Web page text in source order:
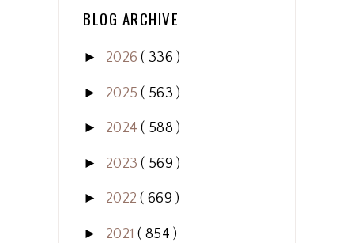
BLOG ARCHIVE
► 2026( 336 )
► 2025( 563 )
► 2024( 588 )
► 2023( 569 )
► 2022( 669 )
► 2021( 854 )